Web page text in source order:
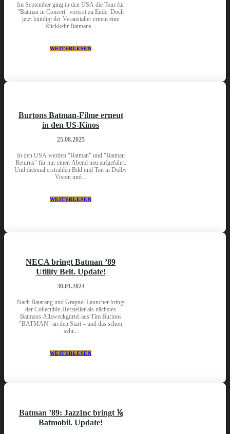
Im September ging in den USA die Tour für
"Batman in Concert" vorerst zu Ende. Doch
jetzt kündigt der Veranstalter erneut eine
Rückkehr Batmans...
WEITERLESEN
Burtons Batman-Filme erneut
in den US-Kinos
25.08.2025
In den USA werden "Batman" und "Batman
Returns" für nur einen Abend neu aufgeführt.
Und diesmal erstrahlen Bild und Ton in Dolby
Vision und...
WEITERLESEN
NECA bringt Batman ’89
Utility Belt. Update!
30.01.2024
Nach Batarang und Grapnel Launcher bringt
der Collectible-Hersteller als nächstes
Batmans Allzweckgürtel aus Tim Burtons
"BATMAN" an den Start – und das schon
sehr...
WEITERLESEN
Batman ’89: JazzInc bringt ⅙
Batmobil. Update!